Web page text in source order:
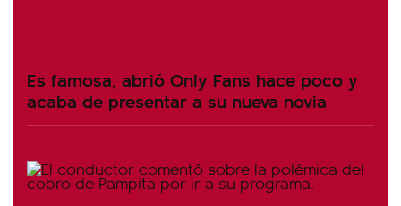
Es famosa, abrió Only Fans hace poco y
acaba de presentar a su nueva novia